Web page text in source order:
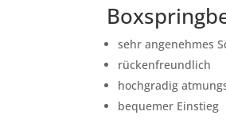
sehr angenehmes
rückenfreundlich
hochgradig
bequemer Einstieg